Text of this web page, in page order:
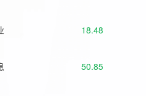
18.48
50.85